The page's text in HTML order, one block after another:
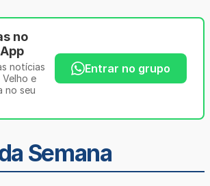
no
notícias
e
no seu
Entrar no grupo
Semana